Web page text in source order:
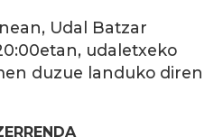
Udal Batzar
udaletxeko
duzue landuko diren